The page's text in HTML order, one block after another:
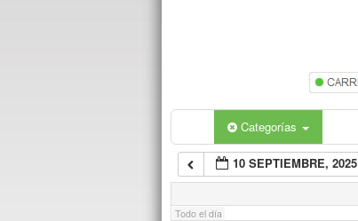
Categorías
10 SEPTIEMBRE, 2025
Todo el día
7:00